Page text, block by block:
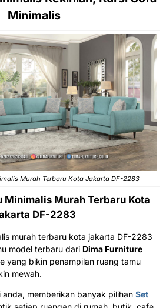
Minimalis
Murah Terbaru Kota Jakarta DF-2283
Minimalis Murah Terbaru Kota
DF-2283
murah terbaru kota jakarta DF-2283
model terbaru dari Dima Furniture
yang bikin penampilan ruang tamu
mewah.
anda, memberikan banyak pilihan Set